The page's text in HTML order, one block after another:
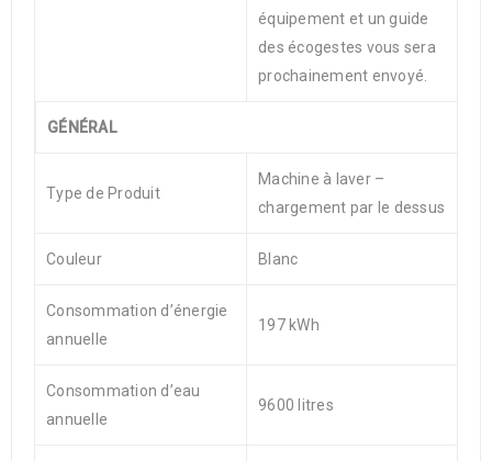
équipement et un guide
des écogestes vous sera
prochainement envoyé.
GÉNÉRAL
Type de Produit
Machine à laver –
chargement par le dessus
Couleur Blanc
Consommation d’énergie
annuelle
197 kWh
Consommation d’eau
annuelle
9600 litres